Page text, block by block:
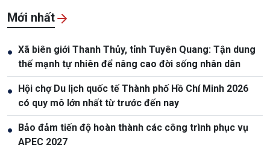
Mới nhất
● Xã biên giới Thanh Thủy, tỉnh Tuyên Quang: Tận dung
thế mạnh tự nhiên để nâng cao đời sống nhân dân
● Hội chợ Du lịch quốc tế Thành phố Hồ Chí Minh 2026
có quy mô lớn nhất từ trước đến nay
● Bảo đảm tiến độ hoàn thành các công trình phục vụ
APEC 2027